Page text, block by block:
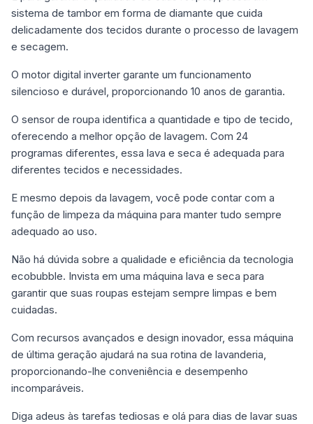
sistema de tambor em forma de diamante que cuida
delicadamente dos tecidos durante o processo de lavagem
e secagem.
O motor digital inverter garante um funcionamento
silencioso e durável, proporcionando 10 anos de garantia.
O sensor de roupa identifica a quantidade e tipo de tecido,
oferecendo a melhor opção de lavagem. Com 24
programas diferentes, essa lava e seca é adequada para
diferentes tecidos e necessidades.
E mesmo depois da lavagem, você pode contar com a
função de limpeza da máquina para manter tudo sempre
adequado ao uso.
Não há dúvida sobre a qualidade e eficiência da tecnologia
ecobubble. Invista em uma máquina lava e seca para
garantir que suas roupas estejam sempre limpas e bem
cuidadas.
Com recursos avançados e design inovador, essa máquina
de última geração ajudará na sua rotina de lavanderia,
proporcionando-lhe conveniência e desempenho
incomparáveis.
Diga adeus às tarefas tediosas e olá para dias de lavar suas